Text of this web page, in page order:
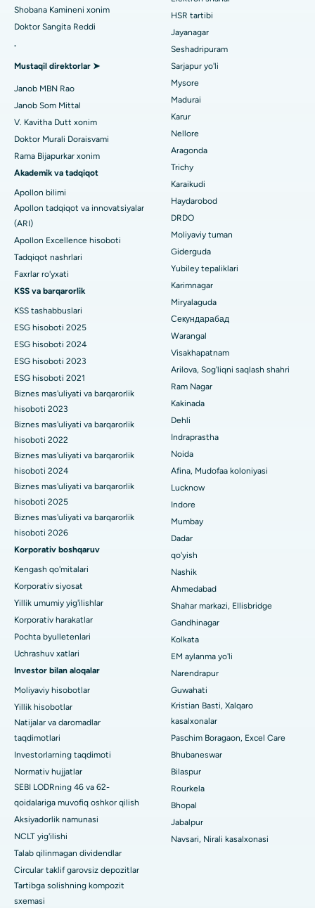
Ginekologni toping
Umumiy shifokorni toping
Psixologni toping
Umumiy jarrohni toping
Noida shtatidagi 26-sektordagi eng yaxshi shifoxona
Gandhinagar, Ahmedabaddagi eng yaxshi shifoxona
Aragonda, Andhra Pradeshdagi eng yaxshi shifoxona
Bannerghatta yo'lidagi eng yaxshi kasalxona, Bangalor
Bhubaneswardagi 15-bo'limdagi eng yaxshi kasalxona
Bilaspurdagi Seepat yo'lidagi eng yaxshi kasalxona
Ahmedabaddagi Ellisbridge shahridagi eng yaxshi shifoxona
Nyu-Dehlidagi eng yaxshi shifoxona
DRDO, Haydaroboddagi eng yaxshi shifoxona
GS Road, Guwahati shahridagi eng yaxshi kasalxona
Hyderguda, Haydaroboddagi eng yaxshi shifoxona
Vijay Nagar, Indoredagi eng yaxshi shifoxona
Suryaraopeta Main Road, Kakinadadagi eng yaxshi kasalxona
Kalkutta shahridagi Kanal aylanma yo'lidagi eng yaxshi
shifoxona
CBD Belapur, Navi Mumbaydagi eng yaxshi shifoxona
Panchavati, Nashikdagi eng yaxshi shifoxona
Sekunderabad, Haydaroboddagi eng yaxshi shifoxona
Seshadripuramdagi eng yaxshi kasalxona, Bangalor
Waltair Main Road, Visakhapatnamdagi eng yaxshi shifoxona
Subhash Nagar yo'lidagi eng yaxshi kasalxona, Karimnagar
Managari, Karaikudi shahridagi eng yaxshi shifoxona
Arepally, Warangaldagi eng yaxshi shifoxona
Arera koloniyasidagi eng yaxshi kasalxona, Bhopal
Jayanagar, Bangalordagi eng yaxshi kasalxona
KK Nagar, Madurai shahridagi eng yaxshi shifoxona
Ramji Nagardagi eng yaxshi kasalxona, Nellore
19-sektordagi eng yaxshi shifoxona, Rourkela
Swargate, Pune shahridagi eng yaxshi shifoxona
Janubiy Dehlidagi eng yaxshi ayollar saraton kasalxonasi
Orqaga elkalarni almashtirish
Bachadon arteriyasi embolizatsiyasi
Ko'krak bezi saratoni operatsiyasi
Brakiterapiya
kolonoskopiya
Polipektomiya
Mulohaza miya stimulyatsiyasi
Buyrak biopsiyasi
Paratiroidektomiya
Sitoreduktiv jarrohlik
Seramika bilan umumiy tizzani almashtirish
ERCP
Shobana Kamineni xonim
Doktor Sangita Reddi
.
Mustaqil direktorlar ➤
Janob MBN Rao
Janob Som Mittal
V. Kavitha Dutt xonim
Doktor Murali Doraisvami
Rama Bijapurkar xonim
Akademik va tadqiqot
Apollon bilimi
Apollon tadqiqot va innovatsiyalar
(ARI)
Apollon Excellence hisoboti
Tadqiqot nashrlari
Faxrlar ro'yxati
KSS va barqarorlik
KSS tashabbuslari
ESG hisoboti 2025
ESG hisoboti 2024
ESG hisoboti 2023
ESG hisoboti 2021
Biznes mas'uliyati va barqarorlik
hisoboti 2023
Biznes mas'uliyati va barqarorlik
hisoboti 2022
Biznes mas'uliyati va barqarorlik
hisoboti 2024
Biznes mas'uliyati va barqarorlik
hisoboti 2025
Biznes mas'uliyati va barqarorlik
hisoboti 2026
Korporativ boshqaruv
Kengash qo'mitalari
Korporativ siyosat
Yillik umumiy yig'ilishlar
Korporativ harakatlar
Pochta byulletenlari
Uchrashuv xatlari
Investor bilan aloqalar
Moliyaviy hisobotlar
Yillik hisobotlar
Natijalar va daromadlar
taqdimotlari
Investorlarning taqdimoti
Normativ hujjatlar
SEBI LODRning 46 va 62-
qoidalariga muvofiq oshkor qilish
Aksiyadorlik namunasi
NCLT yig'ilishi
Talab qilinmagan dividendlar
Circular taklif garovsiz depozitlar
Tartibga solishning kompozit
sxemasi
HSR tartibi
Jayanagar
Seshadripuram
Sarjapur yo'li
Mysore
Madurai
Karur
Nellore
Aragonda
Trichy
Karaikudi
Haydarobod
DRDO
Moliyaviy tuman
Giderguda
Yubiley tepaliklari
Karimnagar
Miryalaguda
Секундарабад
Warangal
Visakhapatnam
Arilova, Sog'liqni saqlash shahri
Ram Nagar
Kakinada
Dehli
Indraprastha
Noida
Afina, Mudofaa koloniyasi
Lucknow
Indore
Mumbay
Dadar
qo'yish
Nashik
Ahmedabad
Shahar markazi, Ellisbridge
Gandhinagar
Kolkata
EM aylanma yo'li
Narendrapur
Guwahati
Kristian Basti, Xalqaro
kasalxonalar
Paschim Boragaon, Excel Care
Bhubaneswar
Bilaspur
Rourkela
Bhopal
Jabalpur
Navsari, Nirali kasalxonasi